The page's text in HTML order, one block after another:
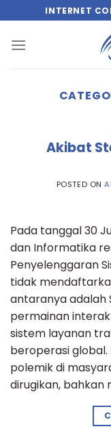
to
content
INTERNET
Akibat
POSTED ON
Pada tanggal 30
dan Informatika
Penyelenggaran
tidak
antaranya adalah
permainan
sistem layanan
beroperasi
polemik di
dirugikan,